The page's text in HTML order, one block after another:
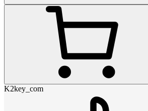
K2key_com